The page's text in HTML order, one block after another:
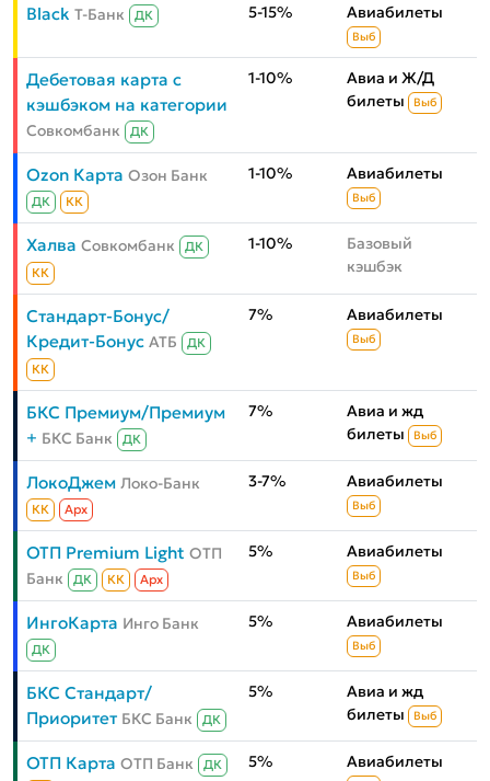
Black Т-Банк ДК 5-15% Авиабилеты
Выб
Дебетовая карта с
кэшбэком на категории
Совкомбанк ДК
1-10%
Авиа и Ж/Д
билеты
Выб
Ozon Карта Озон Банк
ДК КК
1-10% Авиабилеты
Выб
Халва Совкомбанк
ДК
КК
1-10%
Базовый
кэшбэк
Стандарт-Бонус/
Кредит-Бонус АТБ
ДК
КК
7% Авиабилеты
Выб
БКС Премиум/Премиум
+ БКС Банк ДК
7%
Авиа и жд
билеты
Выб
ЛокоДжем Локо-Банк
КК Aрх
3-7% Авиабилеты
Выб
ОТП Premium Light ОТП
Банк
ДК КК Aрх
5% Авиабилеты
Выб
ИнгоКарта Инго Банк
ДК
5% Авиабилеты
Выб
БКС Стандарт/
Приоритет БКС Банк ДК
5%
Авиа и жд
билеты
Выб
ОТП Карта ОТП Банк ДК 5% Авиабилеты